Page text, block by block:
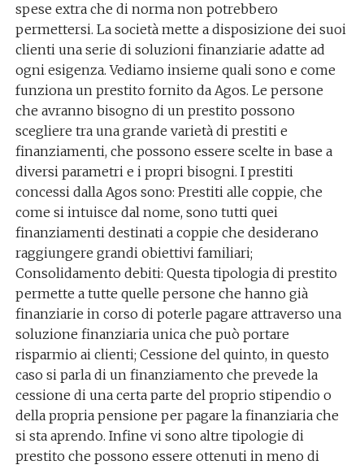
spese extra che di norma non potrebbero
permettersi. La società mette a disposizione dei suoi
clienti una serie di soluzioni finanziarie adatte ad
ogni esigenza. Vediamo insieme quali sono e come
funziona un prestito fornito da Agos. Le persone
che avranno bisogno di un prestito possono
scegliere tra una grande varietà di prestiti e
finanziamenti, che possono essere scelte in base a
diversi parametri e i propri bisogni. I prestiti
concessi dalla Agos sono: Prestiti alle coppie, che
come si intuisce dal nome, sono tutti quei
finanziamenti destinati a coppie che desiderano
raggiungere grandi obiettivi familiari;
Consolidamento debiti: Questa tipologia di prestito
permette a tutte quelle persone che hanno già
finanziarie in corso di poterle pagare attraverso una
soluzione finanziaria unica che può portare
risparmio ai clienti; Cessione del quinto, in questo
caso si parla di un finanziamento che prevede la
cessione di una certa parte del proprio stipendio o
della propria pensione per pagare la finanziaria che
si sta aprendo. Infine vi sono altre tipologie di
prestito che possono essere ottenuti in meno di